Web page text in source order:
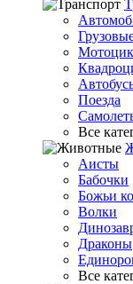
Поезда
Все
Аисты
Бабочки
Божьи
Волки
Драконы
Все